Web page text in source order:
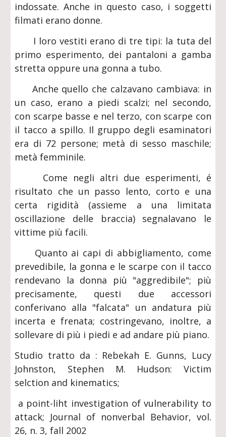
indossate. Anche in questo caso, i soggetti
filmati erano donne.
I loro vestiti erano di tre tipi: la tuta del
primo esperimento, dei pantaloni a gamba
stretta oppure una gonna a tubo.
Anche quello che calzavano cambiava: in
un caso, erano a piedi scalzi; nel secondo,
con scarpe basse e nel terzo, con scarpe con
il tacco a spillo. Il gruppo degli esaminatori
era di 72 persone; metà di sesso maschile;
metà femminile.
Come negli altri due esperimenti, é
risultato che un passo lento, corto e una
certa rigidità (assieme a una limitata
oscillazione delle braccia) segnalavano le
vittime più facili.
Quanto ai capi di abbigliamento, come
prevedibile, la gonna e le scarpe con il tacco
rendevano la donna più "aggredibile"; più
precisamente, questi due accessori
conferivano alla "falcata" un andatura più
incerta e frenata; costringevano, inoltre, a
sollevare di più i piedi e ad andare più piano.
Studio tratto da : Rebekah E. Gunns, Lucy
Johnston, Stephen M. Hudson: Victim
selction and kinematics;
a point-liht investigation of vulnerability to
attack; Journal of nonverbal Behavior, vol.
26, n. 3, fall 2002